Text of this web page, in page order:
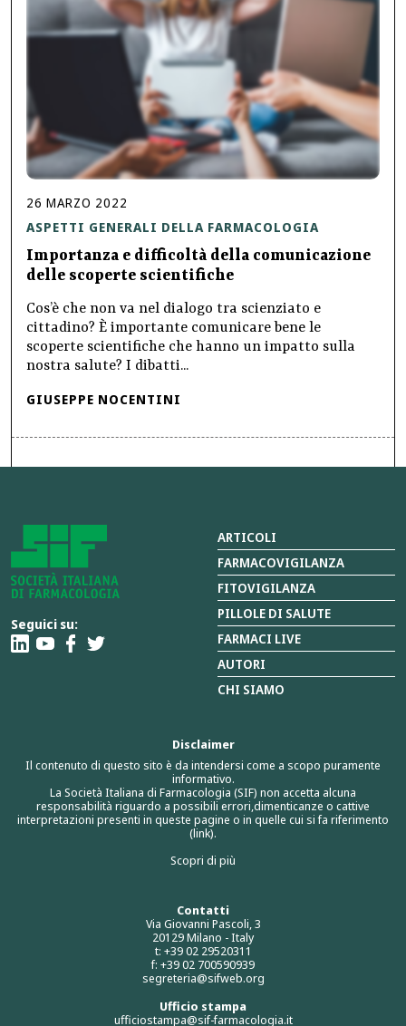
26 MARZO 2022
ASPETTI GENERALI DELLA FARMACOLOGIA
Importanza e difficoltà della comunicazione
delle scoperte scientifiche
Cos’è che non va nel dialogo tra scienziato e
cittadino? È importante comunicare bene le
scoperte scientifiche che hanno un impatto sulla
nostra salute? I dibatti...
GIUSEPPE NOCENTINI
Seguici su:
Contatti
Via Giovanni Pascoli, 3
20129 Milano - Italy
t: +39 02 29520311
f: +39 02 700590939
segreteria@sifweb.org
Ufficio stampa
ufficiostampa@sif-farmacologia.it
Disclaimer
Il contenuto di questo sito è da intendersi come a scopo puramente
informativo.
La Società Italiana di Farmacologia (SIF) non accetta alcuna
responsabilità riguardo a possibili errori,dimenticanze o cattive
interpretazioni presenti in queste pagine o in quelle cui si fa riferimento
(link).
Scopri di più
ARTICOLI
FARMACOVIGILANZA
FITOVIGILANZA
PILLOLE DI SALUTE
FARMACI LIVE
AUTORI
CHI SIAMO